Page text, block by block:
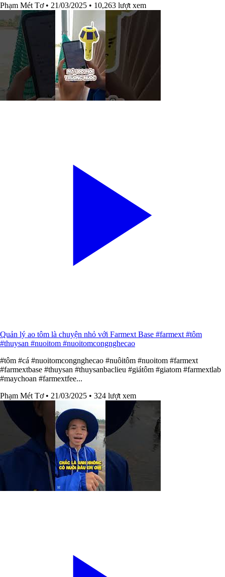
Phạm Mét Tơ • 21/03/2025 • 10,263 lượt xem
Quản lý ao tôm là chuyện nhỏ với Farmext Base #farmext #tôm
#thuysan #nuoitom #nuoitomcongnghecao
#tôm #cá #nuoitomcongnghecao #nuôitôm #nuoitom #farmext
#farmextbase #thuysan #thuysanbaclieu #giátôm #giatom #farmextlab
#maychoan #farmextfee...
Phạm Mét Tơ • 21/03/2025 • 324 lượt xem